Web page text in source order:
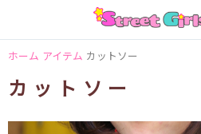
ホーム アイテム カットソー
カットソー